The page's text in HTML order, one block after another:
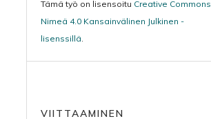
Tämä työ on lisensoitu Creative Commons
Nimeä 4.0 Kansainvälinen Julkinen -
lisenssillä.
VIITTAAMINEN